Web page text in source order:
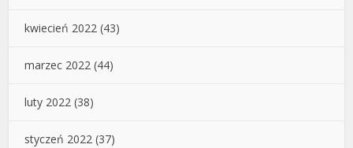
kwiecień 2022 (43)
marzec 2022 (44)
luty 2022 (38)
styczeń 2022 (37)